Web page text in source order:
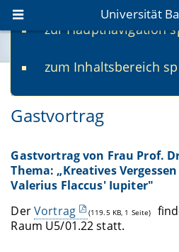
zur Hauptnavigation
zum Inhaltsbereich
Universität
www.uni-
univis.uni-
fis.uni-
06.05.2026
Gastvortrag
Gastvortrag von Frau Prof.
Thema: „Kreatives
Valerius Flaccus' Iupiter"
DerVortrag (119.5 KB, 1 Seite)
Raum U5/01.22 statt.